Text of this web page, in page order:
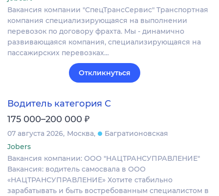
Вакансия компании "СпецТрансСервис" Транспортная
компания специализирующаяся на выполнении
перевозок по договору фрахта. Мы - динамично
развивающаяся компания, специализирующаяся на
пассажирских перевозках…
Откликнуться
Водитель категория С
175 000–200 000 ₽
07 августа 2026 Москва
Багратионовская
Jobers
Вакансия компании: ООО "НАЦТРАНСУПРАВЛЕНИЕ"
Вакансия: водитель самосвала в ООО
«НАЦТРАНСУПРАВЛЕНИЕ» Хотите стабильно
зарабатывать и быть востребованным специалистом в